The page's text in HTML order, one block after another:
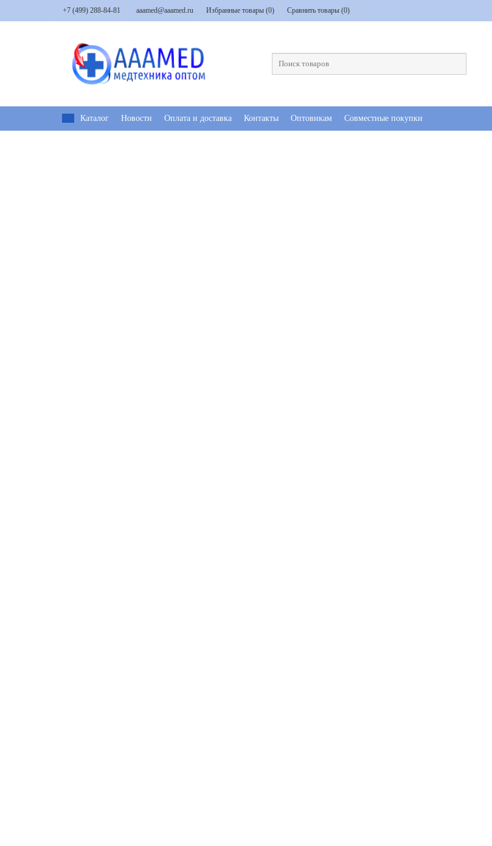
+7 (499) 288-84-81 aaamed@aaamed.ru Избранные товары (0) Сравнить товары (0)
Каталог Новости Оплата и доставка Контакты Оптовикам Совместные покупки